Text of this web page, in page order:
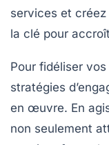
services et créez
la clé pour
Pour fidéliser
stratégies
en œuvre. En
non seulement